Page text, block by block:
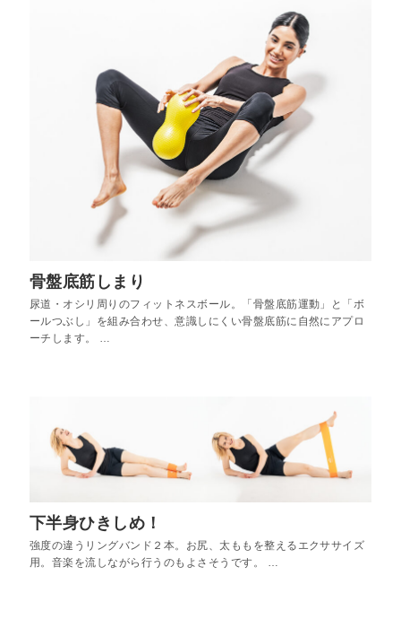
骨盤底筋しまり
尿道・オシリ周りのフィットネスボール。「骨盤底筋運動」と「ボ
ールつぶし」を組み合わせ、意識しにくい骨盤底筋に自然にアプロ
ーチします。 …
下半身ひきしめ！
強度の違うリングバンド２本。お尻、太ももを整えるエクササイズ
用。音楽を流しながら行うのもよさそうです。 …